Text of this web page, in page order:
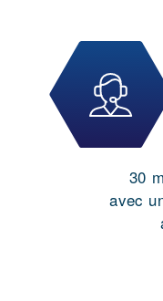
30
avec